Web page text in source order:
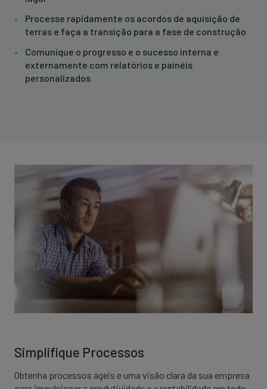
Processe rapidamente os acordos de aquisição de
terras e faça a transição para a fase de construção
Comunique o progresso e o sucesso interna e
externamente com relatórios e painéis
personalizados
Simplifique Processos
Obtenha processos ágeis e uma visão clara da sua empresa